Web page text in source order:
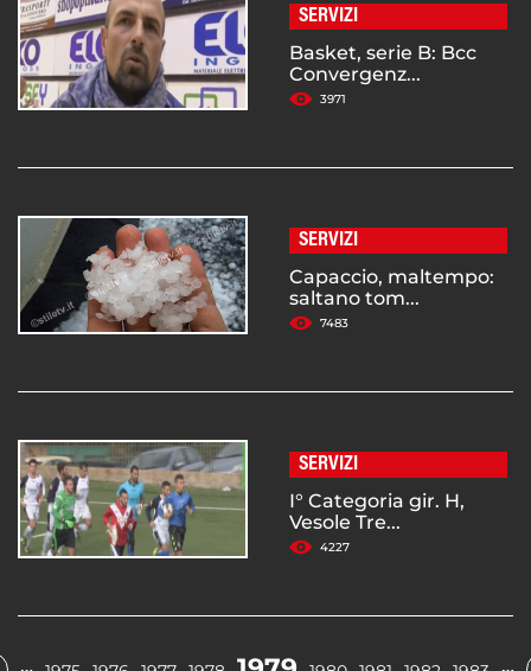
SERVIZI
Basket, serie B: Bcc
Convergenz...
3971
SERVIZI
Capaccio, maltempo:
saltano tom...
7483
SERVIZI
I° Categoria gir. H,
Vesole Tre...
4227
… …